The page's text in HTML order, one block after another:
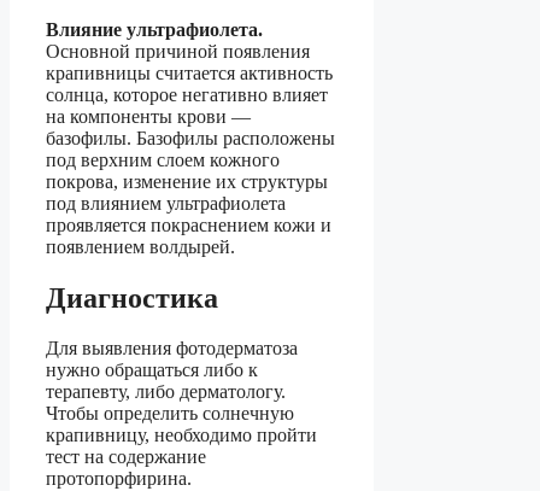
Влияние ультрафиолета.
Основной причиной появления
крапивницы считается активность
солнца, которое негативно влияет
на компоненты крови —
базофилы. Базофилы расположены
под верхним слоем кожного
покрова, изменение их структуры
под влиянием ультрафиолета
проявляется покраснением кожи и
появлением волдырей.
Диагностика
Для выявления фотодерматоза
нужно обращаться либо к
терапевту, либо дерматологу.
Чтобы определить солнечную
крапивницу, необходимо пройти
тест на содержание
протопорфирина.